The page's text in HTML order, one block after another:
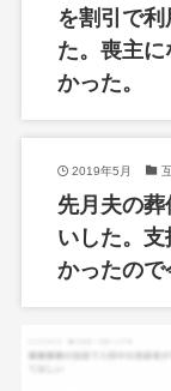
を割引で
た。喪主
かった。
2019年5月
先月夫の
いした。
かったので